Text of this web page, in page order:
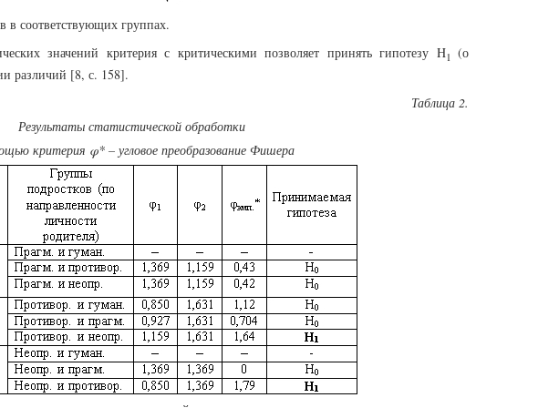
в соответствующих группах.
значений критерия с критическими позволяет принять гипотезу H1(о
различий [8, с. 158].
Таблица 2.
Результаты статистической обработки
критерия φ* – угловое преобразование Фишера